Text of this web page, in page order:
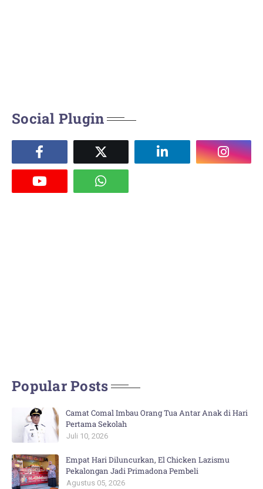
Social Plugin
Popular Posts
Camat Comal Imbau Orang Tua Antar Anak di Hari
Pertama Sekolah
Juli 10, 2026
Empat Hari Diluncurkan, El Chicken Lazismu
Pekalongan Jadi Primadona Pembeli
Agustus 05, 2026